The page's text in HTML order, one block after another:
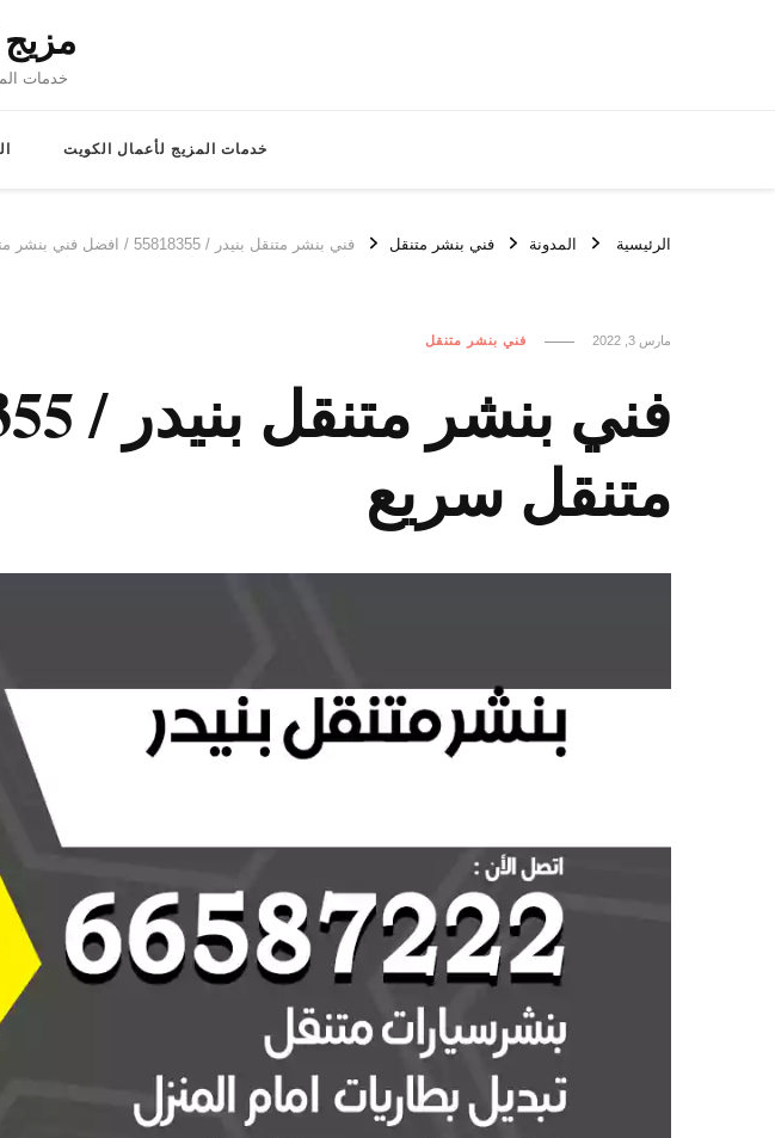
خدمات
خدمات المزيج لأعمال الكويت
الرئيسية المدونة فني بنشر متنقل فني بنشر متنقل بنيدر / 55818355‬ / افضل فني بنشر متنقل سريع
مارس 3, 2022 فني بنشر متنقل
متنقل سريع